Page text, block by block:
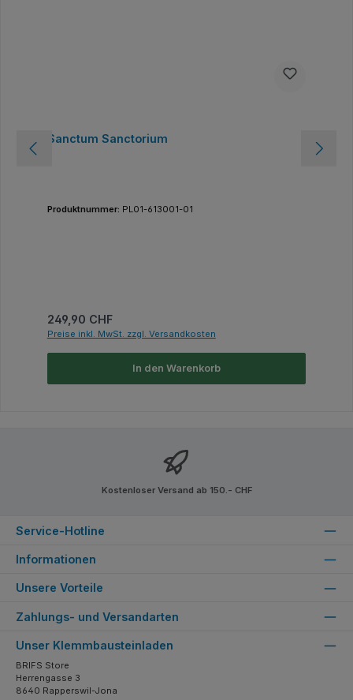
Sanctum Sanctorium
Produktnummer: PL01-613001-01
Regulärer Preis:
249,90 CHF
Preise inkl. MwSt. zzgl. Versandkosten
In den Warenkorb
Kostenloser Versand ab 150.- CHF
Service-Hotline
Informationen
Unsere Vorteile
Zahlungs- und Versandarten
Unser Klemmbausteinladen
BRIFS Store
Herrengasse 3
8640 Rapperswil-Jona